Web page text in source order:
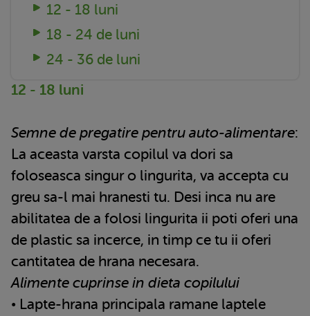
12 - 18 luni
18 - 24 de luni
24 - 36 de luni
12 - 18 luni
Semne de pregatire pentru auto-alimentare:
La aceasta varsta copilul va dori sa
foloseasca singur o lingurita, va accepta cu
greu sa-l mai hranesti tu. Desi inca nu are
abilitatea de a folosi lingurita ii poti oferi una
de plastic sa incerce, in timp ce tu ii oferi
cantitatea de hrana necesara.
Alimente cuprinse in dieta copilului
• Lapte-hrana principala ramane laptele